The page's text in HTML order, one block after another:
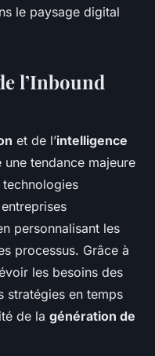
le paysage digital
l’Inbound
et de l’intelligence
tendance majeure
technologies
personnalisant les
processus. Grâce à
les besoins des
stratégies en temps
de la génération de